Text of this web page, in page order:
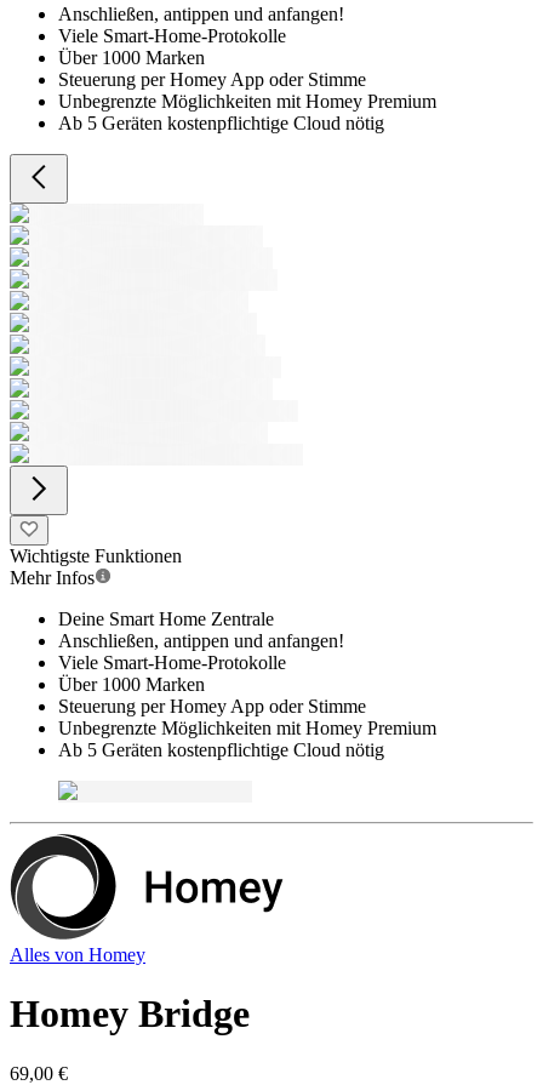
Anschließen, antippen und anfangen!
Viele Smart-Home-Protokolle
Über 1000 Marken
Steuerung per Homey App oder Stimme
Unbegrenzte Möglichkeiten mit Homey Premium
Ab 5 Geräten kostenpflichtige Cloud nötig
Wichtigste Funktionen
Mehr Infos
Deine Smart Home Zentrale
Anschließen, antippen und anfangen!
Viele Smart-Home-Protokolle
Über 1000 Marken
Steuerung per Homey App oder Stimme
Unbegrenzte Möglichkeiten mit Homey Premium
Ab 5 Geräten kostenpflichtige Cloud nötig
Alles von Homey
Homey Bridge
69,00 €